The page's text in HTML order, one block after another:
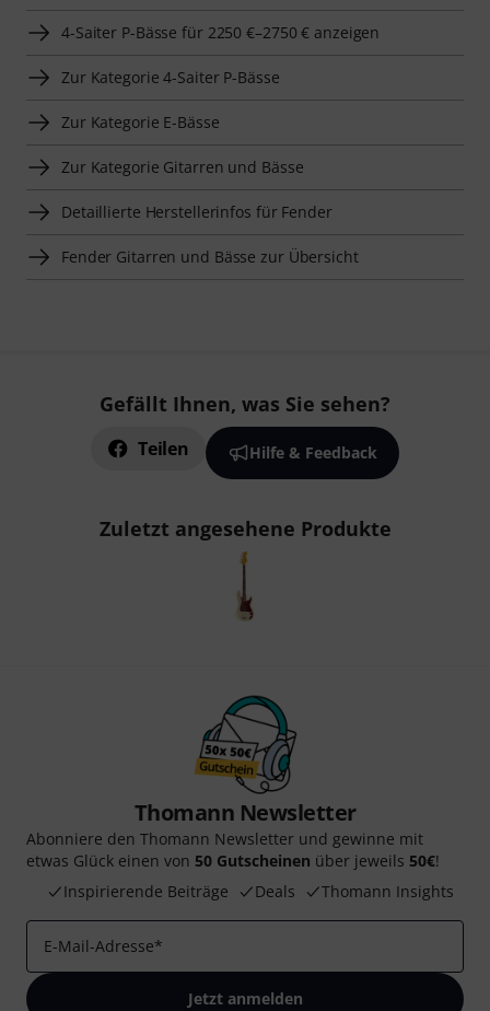
4-Saiter P-Bässe für 2250 €–2750 € anzeigen
Zur Kategorie 4-Saiter P-Bässe
Zur Kategorie E-Bässe
Zur Kategorie Gitarren und Bässe
Detaillierte Herstellerinfos für Fender
Fender Gitarren und Bässe zur Übersicht
Gefällt Ihnen, was Sie sehen?
Teilen Hilfe & Feedback
Zuletzt angesehene Produkte
Thomann Newsletter
Abonniere den Thomann Newsletter und gewinne mit
etwas Glück einen von 50 Gutscheinen über jeweils 50€!
Inspirierende Beiträge
Deals Thomann Insights
E-Mail-Adresse*
Jetzt anmelden